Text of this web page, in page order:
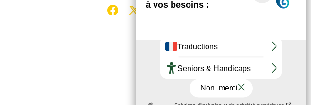
Partager sur Facebook (nouvelle fenêtre)
Partager sur X / Twitter (nouvelle fenêtre)